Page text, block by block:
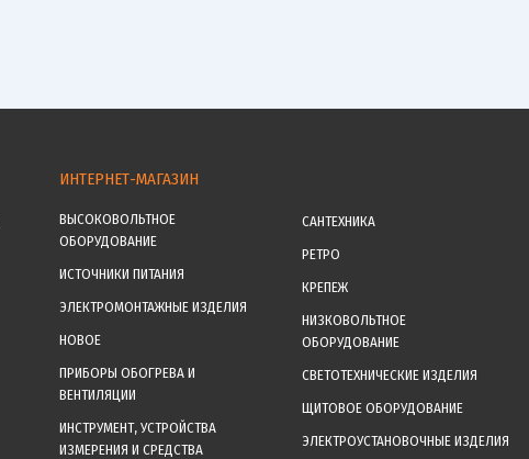
ИНТЕРНЕТ-МАГАЗИН
ВЫСОКОВОЛЬТНОЕ
ОБОРУДОВАНИЕ
ИСТОЧНИКИ ПИТАНИЯ
ЭЛЕКТРОМОНТАЖНЫЕ ИЗДЕЛИЯ
НОВОЕ
ПРИБОРЫ ОБОГРЕВА И
ВЕНТИЛЯЦИИ
ИНСТРУМЕНТ, УСТРОЙСТВА
ИЗМЕРЕНИЯ И СРЕДСТВА
САНТЕХНИКА
РЕТРО
КРЕПЕЖ
НИЗКОВОЛЬТНОЕ
ОБОРУДОВАНИЕ
СВЕТОТЕХНИЧЕСКИЕ ИЗДЕЛИЯ
ЩИТОВОЕ ОБОРУДОВАНИЕ
ЭЛЕКТРОУСТАНОВОЧНЫЕ ИЗДЕЛИЯ